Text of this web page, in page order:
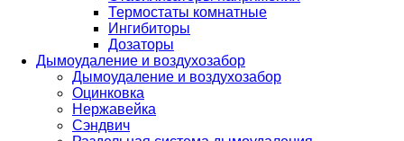
Термостаты комнатные
Ингибиторы
Дозаторы
Дымоудаление и воздухозабор
Дымоудаление и воздухозабор
Оцинковка
Нержавейка
Сэндвич